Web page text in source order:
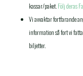
kassar/paket.Följ deras
Vi avvaktar fortfarande
information så fort vi
biljetter.